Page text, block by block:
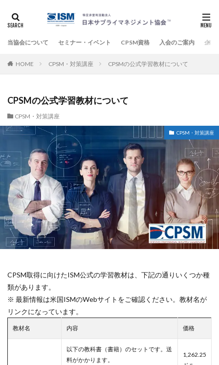
当協会について セミナー・イベント CPSM資格 入会のご案内 企業
HOME CPSM・対策講座 CPSMの公式学習教材について
CPSMの公式学習教材について
CPSM・対策講座
CPSM・対策講座
CPSM取得に向けたISM公式の学習教材は、下記の通りいくつか種
類があります。
※ 最新情報は米国ISMのWebサイトをご確認ください。教材名が
リンクになっています。
教材名 内容 価格
以下の教科書（書籍）のセットです。送
料がかかります。
1,262.25